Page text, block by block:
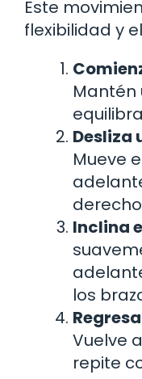
Este
flexibilidad y
Mantén
Desliza
Mueve
Inclina
los
Vuelve
repite